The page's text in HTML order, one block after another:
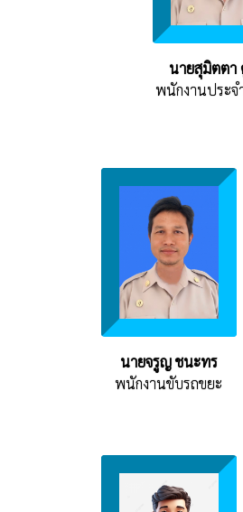
นายสุมิตตา
พนักงานประจ
นายจรูญ ชนะทร
พนักงานขับรถขยะ